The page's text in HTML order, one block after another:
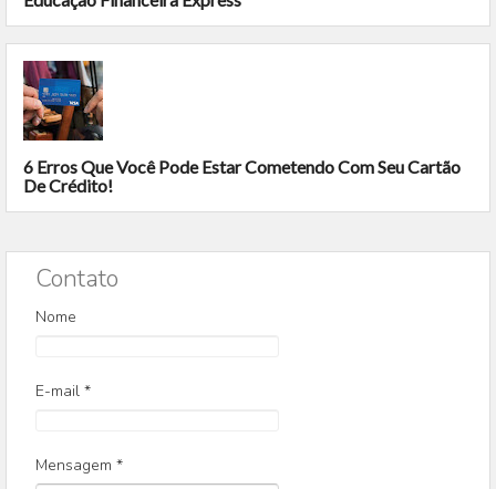
6 Erros Que Você Pode Estar Cometendo Com Seu Cartão
De Crédito!
Contato
Nome
E-mail *
Mensagem *